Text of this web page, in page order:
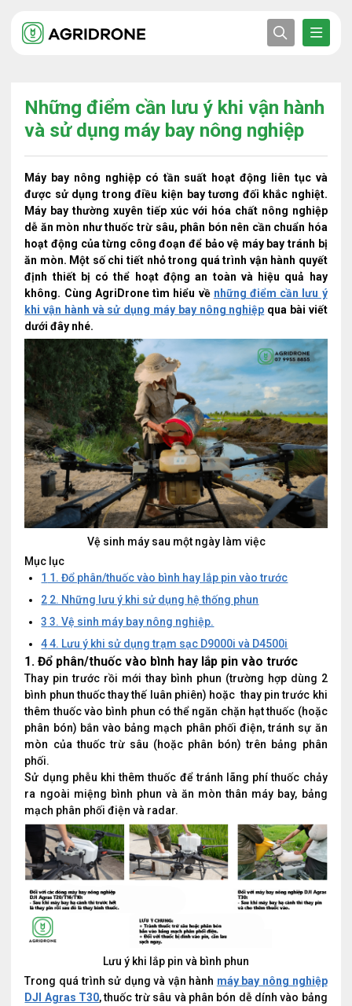
Những điểm cần lưu ý khi vận hành
và sử dụng máy bay nông nghiệp
Máy bay nông nghiệp có tần suất hoạt động liên tục và
được sử dụng trong điều kiện bay tương đối khắc nghiệt.
Máy bay thường xuyên tiếp xúc với hóa chất nông nghiệp
dễ ăn mòn như thuốc trừ sâu, phân bón nên cần chuẩn hóa
hoạt động của từng công đoạn để bảo vệ máy bay tránh bị
ăn mòn. Một số chi tiết nhỏ trong quá trình vận hành quyết
định thiết bị có thể hoạt động an toàn và hiệu quả hay
không. Cùng AgriDrone tìm hiểu về những điểm cần lưu ý
khi vận hành và sử dụng máy bay nông nghiệp qua bài viết
dưới đây nhé.
Vệ sinh máy sau một ngày làm việc
Mục lục
1 1. Đổ phân/thuốc vào bình hay lắp pin vào trước
2 2. Những lưu ý khi sử dụng hệ thống phun
3 3. Vệ sinh máy bay nông nghiệp.
44. Lưu ý khi sử dụng trạm sạc D9000i và D4500i
1. Đổ phân/thuốc vào bình hay lắp pin vào trước
Thay pin trước rồi mới thay bình phun (trường hợp dùng 2
bình phun thuốc thay thế luân phiên) hoặc thay pin trước khi
thêm thuốc vào bình phun có thể ngăn chặn hạt thuốc (hoặc
phân bón) bắn vào bảng mạch phân phối điện, tránh sự ăn
mòn của thuốc trừ sâu (hoặc phân bón) trên bảng phân
phối.
Sử dụng phễu khi thêm thuốc để tránh lãng phí thuốc chảy
ra ngoài miệng bình phun và ăn mòn thân máy bay, bảng
mạch phân phối điện và radar.
Lưu ý khi lắp pin và bình phun
Trong quá trình sử dụng và vận hành máy bay nông nghiệp
DJI Agras T30, thuốc trừ sâu và phân bón dễ dính vào bảng